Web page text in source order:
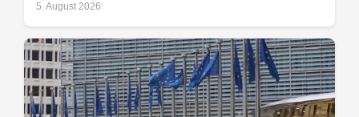
5. August 2026